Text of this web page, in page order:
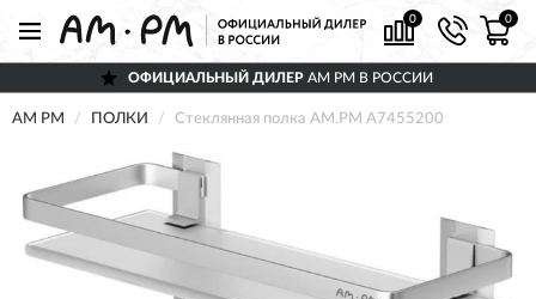
0 0
ОФИЦИАЛЬНЫЙ ДИЛЕР AM PM В РОССИИ
AM PM ПОЛКИ Стеклянная полка AM.PM A7455200